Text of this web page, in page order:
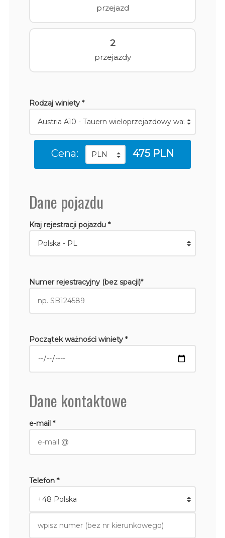
przejazd
2
przejazdy
Rodzaj winiety *
Cena: 475 PLN
Dane pojazdu
Kraj rejestracji pojazdu *
Numer rejestracyjny (bez spacji)*
Początek ważności winiety *
Dane kontaktowe
e-mail *
Telefon *